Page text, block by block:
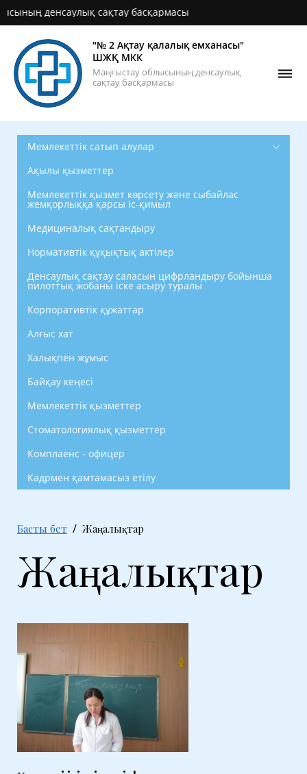
сақтау басқармасы
"№ 2 Ақтау қалалық емханасы"
ШЖҚ МКК
Маңғыстау облысының денсаулық
сақтау басқармасы
Мемлекеттік сатып алулар
Ақылы қызметтер
Мемлекеттік қызмет көрсету және сыбайлас
жемқорлыққа қарсы іс-қимыл
Медициналық сақтандыру
Нормативтік құқықтық актілер
Денсаулық сақтау саласын цифрландыру бойынша
пилоттық жобаны іске асыру туралы
Корпоративтік құжаттар
Алғыс хат
Халықпен жұмыс
Байқау кеңесі
Мемлекеттік қызметтер
Стоматологиялық қызметтер
Комплаенс - офицер
Кадрмен қамтамасыз етілу
Басты бет Жаңалықтар
Жаңалықтар